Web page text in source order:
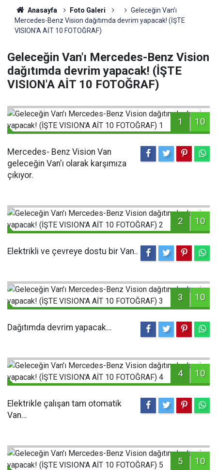
Anasayfa Foto Galeri
Geleceğin Van'ı
Mercedes-Benz Vision dağıtımda devrim yapacak! (İŞTE
VISION'A AİT 10 FOTOĞRAF)
Geleceğin Van'ı Mercedes-Benz Vision
dağıtımda devrim yapacak! (İŞTE
VISION'A AİT 10 FOTOĞRAF)
1 10
Mercedes- Benz Vision Van
geleceğin Van'ı olarak karşımıza
çıkıyor.
2 10
Elektrikli ve çevreye dostu bir Van..
3 10
Dağıtımda devrim yapacak...
4 10
Elektrikle çalışan tam otomatik
Van...
5 10